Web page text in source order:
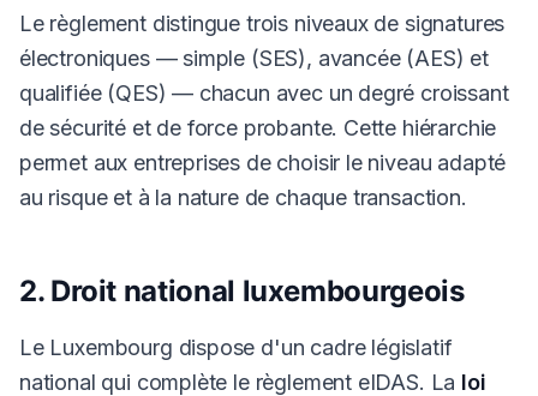
Le règlement distingue trois niveaux de signatures
électroniques — simple (SES), avancée (AES) et
qualifiée (QES) — chacun avec un degré croissant
de sécurité et de force probante. Cette hiérarchie
permet aux entreprises de choisir le niveau adapté
au risque et à la nature de chaque transaction.
2. Droit national luxembourgeois
Le Luxembourg dispose d'un cadre législatif
national qui complète le règlement eIDAS. La loi